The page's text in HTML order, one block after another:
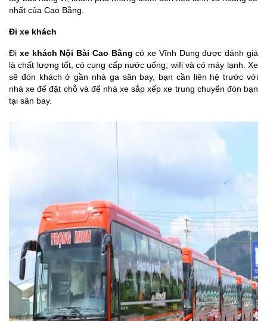
nhất của Cao Bằng.
Đi xe khách
Đi xe khách Nội Bài Cao Bằng có xe Vĩnh Dung được đánh giá
là chất lượng tốt, có cung cấp nước uống, wifi và có máy lạnh. Xe
sẽ đón khách ở gần nhà ga sân bay, bạn cần liên hệ trước với
nhà xe để đặt chỗ và để nhà xe sắp xếp xe trung chuyển đón bạn
tại sân bay.